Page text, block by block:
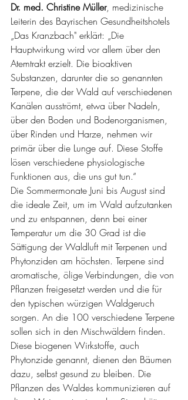
Dr. med. Christine Müller, medizinische
Leiterin des Bayrischen Gesundheitshotels
„Das Kranzbach" erklärt: „Die
Hauptwirkung wird vor allem über den
Atemtrakt erzielt. Die bioaktiven
Substanzen, darunter die so genannten
Terpene, die der Wald auf verschiedenen
Kanälen ausströmt, etwa über Nadeln,
über den Boden und Bodenorganismen,
über Rinden und Harze, nehmen wir
primär über die Lunge auf. Diese Stoffe
lösen verschiedene physiologische
Funktionen aus, die uns gut tun.“
Die Sommermonate Juni bis August sind
die ideale Zeit, um im Wald aufzutanken
und zu entspannen, denn bei einer
Temperatur um die 30 Grad ist die
Sättigung der Waldluft mit Terpenen und
Phytonziden am höchsten. Terpene sind
aromatische, ölige Verbindungen, die von
Pflanzen freigesetzt werden und die für
den typischen würzigen Waldgeruch
sorgen. An die 100 verschiedene Terpene
sollen sich in den Mischwäldern finden.
Diese biogenen Wirkstoffe, auch
Phytonzide genannt, dienen den Bäumen
dazu, selbst gesund zu bleiben. Die
Pflanzen des Waldes kommunizieren auf